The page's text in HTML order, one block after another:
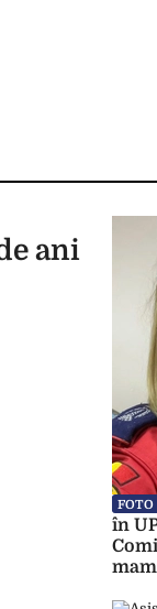
ani
FOTO
în